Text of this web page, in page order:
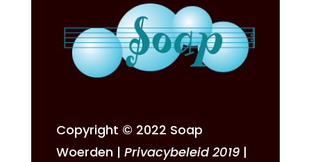
Copyright © 2022 Soap
Woerden| Privacybeleid 2019|